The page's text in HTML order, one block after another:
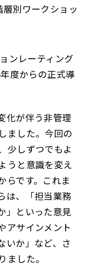
別ワークショッ
ンレーティング
度からの正式導
化が伴う非管理
ました。今回の
少しずつでもよ
うと意識を変え
らです。これま
は、「担当業務
」といった意見
アサインメント
いか」など、さ
ました。